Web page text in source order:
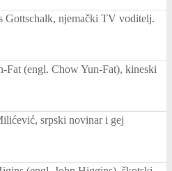
Gottschalk, njemački TV voditelj.
Fat (engl. Chow Yun-Fat), kineski
srpski novinar i gej